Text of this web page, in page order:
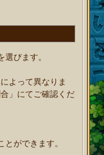
びます。
よって異なりま
」にてご確認くだ
ができます。